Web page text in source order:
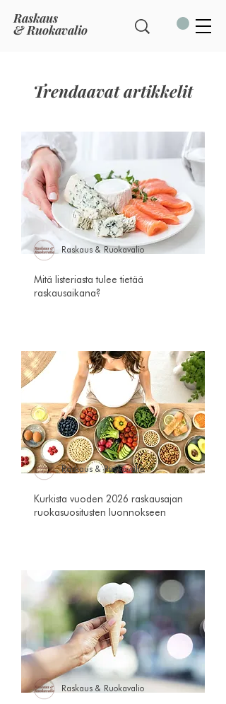
Raskaus
& Ruokavalio
Trendaavat artikkelit
Raskaus & Ruokavalio
Mitä listeriasta tulee tietää
raskausaikana?
Raskaus & Ruokavalio
Kurkista vuoden 2026 raskausajan
ruokasuositusten luonnokseen
Raskaus & Ruokavalio